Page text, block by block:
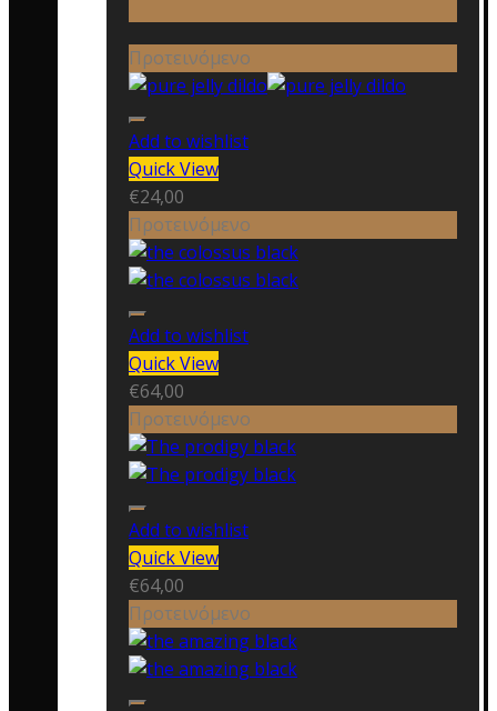
Προτεινόμενο
Add to wishlist
Quick View
€24,00
Προτεινόμενο
Add to wishlist
Quick View
€64,00
Προτεινόμενο
Add to wishlist
Quick View
€64,00
Προτεινόμενο